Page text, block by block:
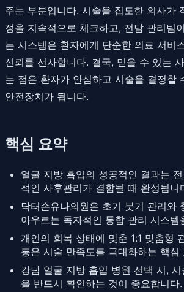
주는 부분입니다. 시술을 집도한 의사가
정을 지속적으로 체크하고, 전담 관리팀
는 시스템은 환자에게 단순한 의료 서비
신뢰를 선사합니다. 결국, 믿을 수 있는
는 점은 환자가 안심하고 시술을 결정할
안전장치가 됩니다.
핵심 요약
얼굴 지방 흡입의 성공적인 결과는
적인 사후관리가 결합될 때 완성됩니
닥터손유나의원은 초기 붓기 관리와
아우르는 독자적인 통합 관리 시스템
개인의 회복 상태에 맞춘 1:1 맞춤형
통은 시술 만족도를 극대화하는 핵심
강남 얼굴 지방 흡입 병원 선택 시,
을 반드시 확인하는 것이 중요합니다.